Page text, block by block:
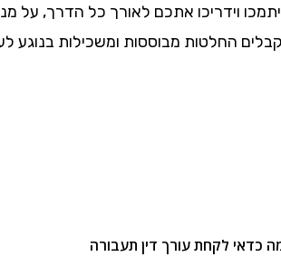
וידריכו אתכם לאורך כל הדרך, על מנת
החלטות מבוססות ומשכילות בנוגע
לקחת עורך דין תעבורה